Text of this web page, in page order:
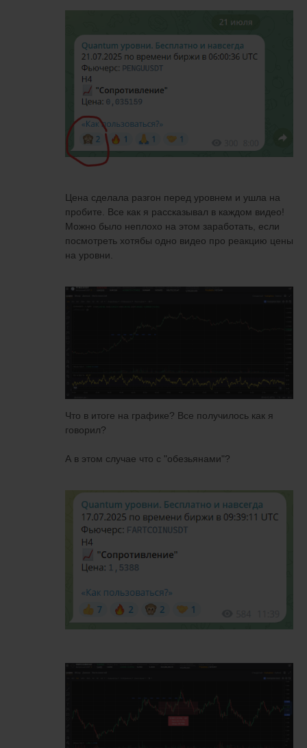
Цена сделала разгон перед уровнем и ушла на
пробите. Все как я рассказывал в каждом видео!
Можно было неплохо на этом заработать, если
посмотреть хотябы одно видео про реакцию цены
на уровни.
Что в итоге на графике? Все получилось как я
говорил?
А в этом случае что с "обезьянами"?